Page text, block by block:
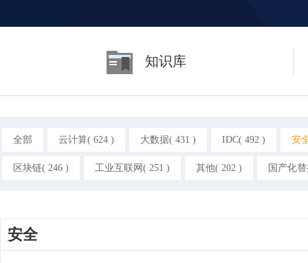
知识库
全部 云计算( 624 ) 大数据( 431 ) IDC( 492 ) 安
区块链( 246 ) 工业互联网( 251 ) 其他( 202 ) 国产化
安全